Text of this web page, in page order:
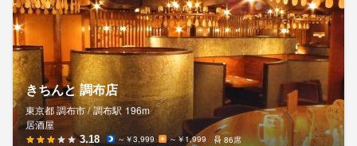
きちんと 調布店
東京都 調布市 / 調布駅 196m
居酒屋
3.18 ～￥3,999 ～￥1,999 86席